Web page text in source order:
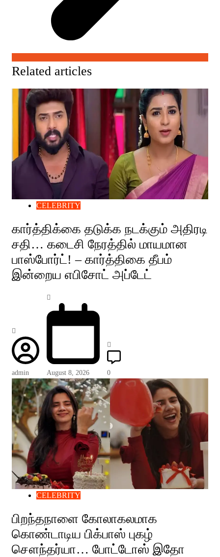
Related articles
CELEBRITY
கார்த்திக்கை தடுக்க நடக்கும் அதிரடி
சதி… கடைசி நேரத்தில் மாயமான
பாஸ்போர்ட்! – கார்த்திகை தீபம்
இன்றைய எபிசோட் அப்டேட்
admin August 8, 2026 0
CELEBRITY
பிறந்தநாளை கோலாகலமாக
கொண்டாடிய பிக்பாஸ் புகழ்
சௌந்தர்யா… போட்டோஸ் இதோ